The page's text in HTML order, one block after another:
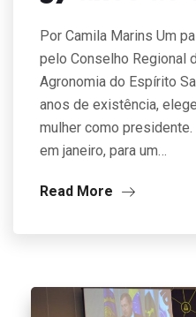
Por Camila Marins Um
pelo Conselho Regional
Agronomia do Espírito
anos de existência,
mulher como
em janeiro, para um…
Read More